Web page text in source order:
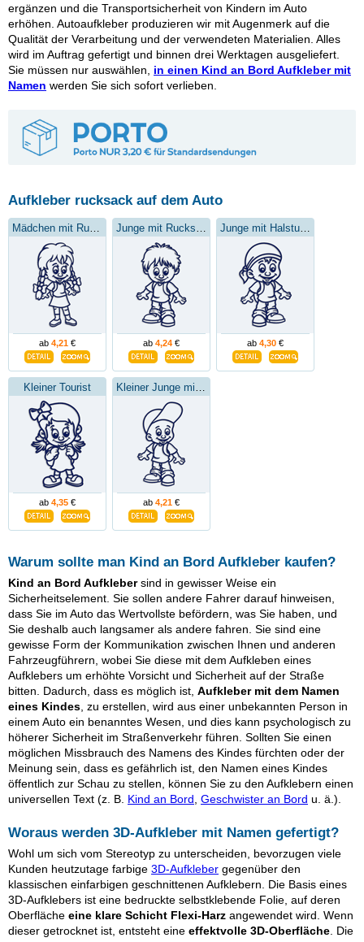
ergänzen und die Transportsicherheit von Kindern im Auto
erhöhen. Autoaufkleber produzieren wir mit Augenmerk auf die
Qualität der Verarbeitung und der verwendeten Materialien. Alles
wird im Auftrag gefertigt und binnen drei Werktagen ausgeliefert.
Sie müssen nur auswählen, in einen Kind an Bord Aufkleber mit
Namen werden Sie sich sofort verlieben.
Aufkleber rucksack auf dem Auto
ab 4,21 € ab 4,24 € ab 4,30 €
Kleiner Tourist
ab 4,35 € ab 4,21 €
Warum sollte man Kind an Bord Aufkleber kaufen?
Kind an Bord Aufklebersind in gewisser Weise ein
Sicherheitselement. Sie sollen andere Fahrer darauf hinweisen,
dass Sie im Auto das Wertvollste befördern, was Sie haben, und
Sie deshalb auch langsamer als andere fahren. Sie sind eine
gewisse Form der Kommunikation zwischen Ihnen und anderen
Fahrzeugführern, wobei Sie diese mit dem Aufkleben eines
Aufklebers um erhöhte Vorsicht und Sicherheit auf der Straße
bitten. Dadurch, dass es möglich ist, Aufkleber mit dem Namen
eines Kindes , zu erstellen, wird aus einer unbekannten Person in
einem Auto ein benanntes Wesen, und dies kann psychologisch zu
höherer Sicherheit im Straßenverkehr führen. Sollten Sie einen
möglichen Missbrauch des Namens des Kindes fürchten oder der
Meinung sein, dass es gefährlich ist, den Namen eines Kindes
öffentlich zur Schau zu stellen, können Sie zu den Aufklebern einen
universellen Text (z. B. Kind an Bord Geschwister an Bord u. ä.).
Woraus werden 3D-Aufkleber mit Namen gefertigt?
Wohl um sich vom Stereotyp zu unterscheiden, bevorzugen viele
Kunden heutzutage farbige 3D-Aufkleber gegenüber den
klassischen einfarbigen geschnittenen Aufklebern. Die Basis eines
3D-Aufklebers ist eine bedruckte selbstklebende Folie, auf deren
Oberfläche eine klare Schicht Flexi-Harz angewendet wird. Wenn
dieser getrocknet ist, entsteht eine effektvolle 3D-Oberfläche . Die